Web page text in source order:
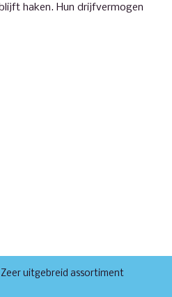
haken. Hun drijfvermogen
Zeer uitgebreid assortiment